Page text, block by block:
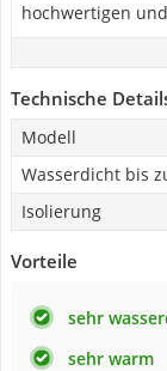
hochwertigen
Technische
Modell
Wasserdicht bis
Isolierung
Vorteile
sehr
sehr warm